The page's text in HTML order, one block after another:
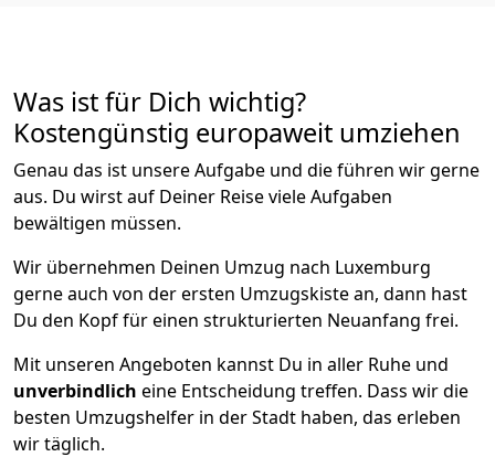
Was ist für Dich wichtig?
Kostengünstig europaweit umziehen
Genau das ist unsere Aufgabe und die führen wir gerne
aus. Du wirst auf Deiner Reise viele Aufgaben
bewältigen müssen.
Wir übernehmen Deinen Umzug nach Luxemburg
gerne auch von der ersten Umzugskiste an, dann hast
Du den Kopf für einen strukturierten Neuanfang frei.
Mit unseren Angeboten kannst Du in aller Ruhe und
unverbindlich eine Entscheidung treffen. Dass wir die
besten Umzugshelfer in der Stadt haben, das erleben
wir täglich.